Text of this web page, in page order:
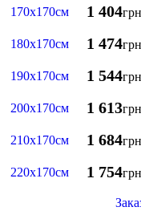
170х170см 1 404
180х170см 1 474
190х170см 1 544
200х170см 1 613
210х170см 1 684
220х170см 1 754